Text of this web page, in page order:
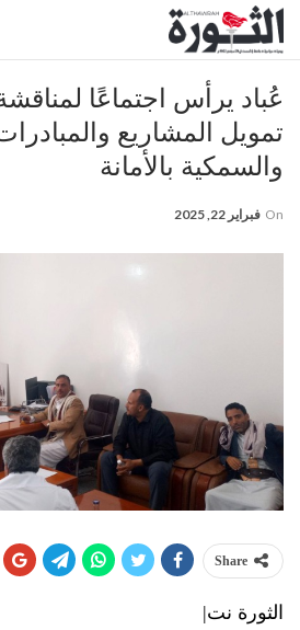
عُباد يرأس اجتماعًا
تمويل المشاريع
والسمكية بالأمانة
On فبراير 22, 2025
Share
الثورة نت|